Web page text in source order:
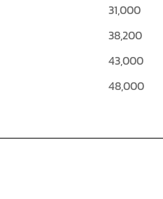
31,000
38,200
43,000
48,000